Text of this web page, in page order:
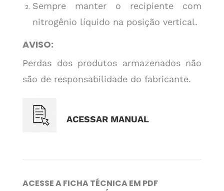
Sempre manter o recipiente com
nitrogênio líquido na posição vertical.
AVISO:
Perdas dos produtos armazenados não
são de responsabilidade do fabricante.
ACESSAR MANUAL
ACESSE A FICHA TÉCNICA EM PDF